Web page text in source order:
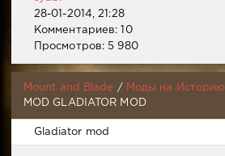
28-01-2014, 21:28
Комментариев: 10
Просмотров: 5 980
Mount and Blade /
Моды на
MOD GLADIATOR MOD
Gladiator mod